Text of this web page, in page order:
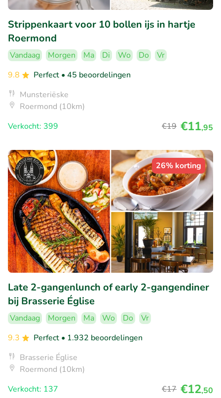
Strippenkaart voor 10 bollen ijs in hartje
Roermond
Vandaag Morgen Ma Di Wo Do
Vr
9.8
Perfect • 45 beoordelingen
Munsteriëske
Roermond (10km)
Verkocht: 399
€19 €11,95
26% korting
Late 2-gangenlunch of early 2-gangendiner
bij Brasserie Église
Vandaag Morgen Ma Wo Do
Vr
9.3
Perfect • 1.932 beoordelingen
Brasserie Église
Roermond (10km)
Verkocht: 137
€17 €12,50